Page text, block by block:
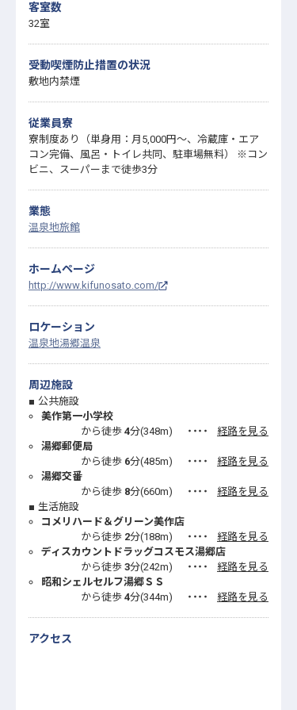
客室数
32室
受動喫煙防止措置の状況
敷地内禁煙
従業員寮
寮制度あり（単身用：月5,000円～、冷蔵庫・エア
コン完備、風呂・トイレ共同、駐車場無料） ※コン
ビニ、スーパーまで徒歩3分
業態
温泉地旅館
ホームページ
http://www.kifunosato.com/
ロケーション
温泉地湯郷温泉
周辺施設
公共施設
美作第一小学校
から徒歩 4分(348m) ・・・・
経路を見る
湯郷郵便局
から徒歩 6分(485m) ・・・・
経路を見る
湯郷交番
から徒歩 8分(660m) ・・・・
経路を見る
生活施設
コメリハード＆グリーン美作店
から徒歩 2分(188m) ・・・・
経路を見る
ディスカウントドラッグコスモス湯郷店
から徒歩 3分(242m) ・・・・
経路を見る
昭和シェルセルフ湯郷ＳＳ
から徒歩 4分(344m) ・・・・ 経路を見る
アクセス